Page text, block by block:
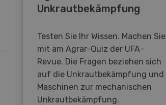
Unkrautbekämpfung
Testen Sie Ihr Wissen. Machen Sie
mit am Agrar-Quiz der UFA-
Revue. Die Fragen beziehen sich
auf die Unkrautbekämpfung und
Maschinen zur mechanischen
Unkrautbekämpfung.